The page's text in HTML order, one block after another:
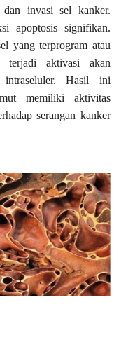
dan invasi sel kanker.
apoptosis signifikan.
yang terprogram atau
terjadi aktivasi akan
intraseluler. Hasil ini
memiliki aktivitas
serangan kanker